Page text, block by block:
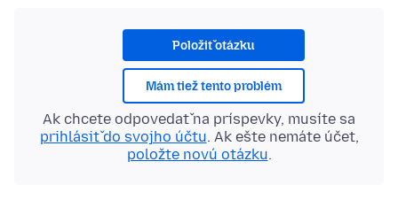
Položiť otázku
Mám tiež tento problém
Ak chcete odpovedať na príspevky, musíte sa
prihlásiť do svojho účtu. Ak ešte nemáte účet,
položte novú otázku.